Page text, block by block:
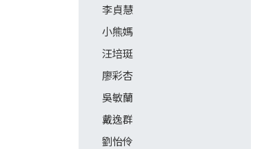
李貞慧
小熊媽
汪培珽
廖彩杏
吳敏蘭
戴逸群
劉怡伶